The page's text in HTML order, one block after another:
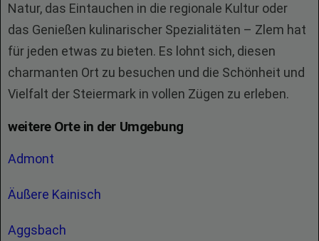
Natur, das Eintauchen in die regionale Kultur oder
das Genießen kulinarischer Spezialitäten – Zlem hat
für jeden etwas zu bieten. Es lohnt sich, diesen
charmanten Ort zu besuchen und die Schönheit und
Vielfalt der Steiermark in vollen Zügen zu erleben.
weitere Orte in der Umgebung
Admont
Äußere Kainisch
Aggsbach